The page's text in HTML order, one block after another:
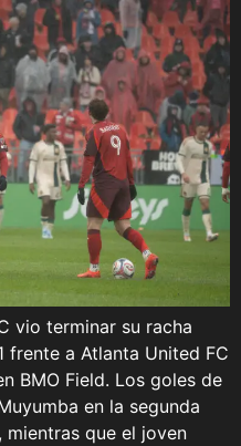
vio terminar su racha
frente a Atlanta United FC
BMO Field. Los goles de
en la segunda
que el joven